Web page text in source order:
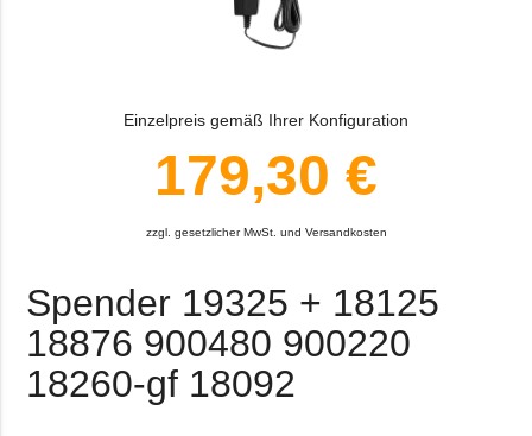
Einzelpreis gemäß Ihrer Konfiguration
179,30 €
zzgl. gesetzlicher MwSt. und Versandkosten
Spender 19325 + 18125
18876 900480 900220
18260-gf 18092